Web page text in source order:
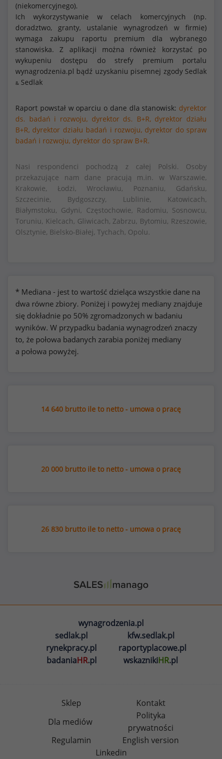
(niekomercyjnego).
Ich wykorzystywanie w celach komercyjnych (np.
doradztwo, granty, ustalanie wynagrodzeń w firmie)
wymaga zakupu raportu premium dla wybranego
stanowiska. Z aplikacji można również korzystać po
wykupeniu dostępu do strefy premium portalu
wynagrodzenia.pl bądź uzyskaniu pisemnej zgody Sedlak
& Sedlak
Raport powstał w oparciu o dane dla stanowisk: dyrektor
ds. badań i rozwoju, dyrektor ds. B+R, dyrektor działu
B+R, dyrektor działu badań i rozwoju, dyrektor do spraw
badań i rozwoju, dyrektor do spraw B+R.
Nasi respondenci pochodzą z całej Polski. Osoby
przekazujące nam dane pracują m.in. w Warszawie,
Krakowie, Łodzi, Wrocławiu, Poznaniu, Gdańsku,
Szczecinie, Bydgoszczy, Lublinie, Katowicach,
Białymstoku, Gdyni, Częstochowie, Radomiu, Sosnowcu,
Toruniu, Kielcach, Gliwicach, Zabrzu, Bytomiu, Rzeszowie,
Olsztynie, Bielsko-Białej, Tychach, Opolu.
* Mediana - jest to wartość dzieląca wszystkie dane na
dwa równe zbiory. Poniżej i powyżej mediany znajduje
się dokładnie po 50% zgromadzonych w badaniu
wyników. W przypadku badania wynagrodzeń znaczy
to, że połowa badanych zarabia poniżej mediany
a połowa powyżej.
14 640 brutto ile to netto - umowa o pracę
20 000 brutto ile to netto - umowa o pracę
26 830 brutto ile to netto - umowa o pracę
wynagrodzenia.pl
sedlak.pl
kfw.sedlak.pl
rynekpracy.pl
raportyplacowe.pl
badaniaHR.pl wskaznikiHR.pl
Sklep
Kontakt
Dla mediów
Polityka
prywatności
Regulamin
English version
Linkedin